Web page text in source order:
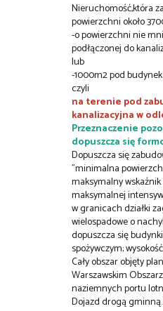
Nieruchomość,która
powierzchni około
-o powierzchni nie
podłączonej do
lub
-1000m2 pod
czyli
na terenie pod
kanalizacyjna w
Przeznaczenie
dopuszcza się
Dopuszcza się
"minimalna
maksymalny
maksymalnej
w granicach działki
wielospadowe o
dopuszcza się
spożywczym;
Cały obszar objęty
Warszawskim
naziemnych portu
Dojazd drogą gminną.